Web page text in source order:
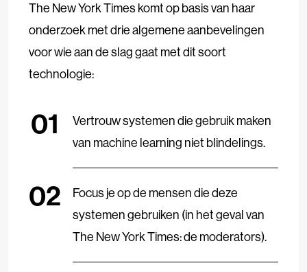
The New York Times komt op basis van haar
onderzoek met drie algemene aanbevelingen
voor wie aan de slag gaat met dit soort
technologie:
Vertrouw systemen die gebruik maken
van machine learning niet blindelings.
Focus je op de mensen die deze
systemen gebruiken (in het geval van
The New York Times: de moderators).